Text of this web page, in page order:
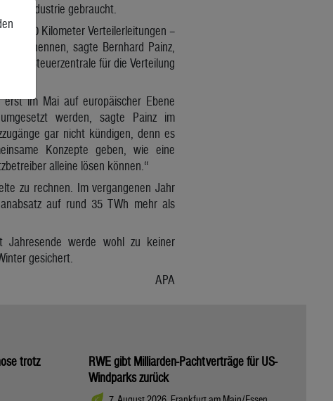
der Industrie gebraucht.
44.000 Kilometer Verteilerleitungen –
nennen, sagte Bernhard Painz,
als Steuerzentrale für die Verteilung
erst im Mai auf europäischer Ebene
werden, sagte Painz im
gar nicht kündigen, denn es
Konzepte geben, wie eine
alleine lösen können.“
zu rechnen. Im vergangenen Jahr
auf rund 35 TWh mehr als
Jahresende werde wohl zu keiner
gesichert.
APA
trotz
RWE gibt Milliarden-Pachtverträge für US-
Windparks zurück